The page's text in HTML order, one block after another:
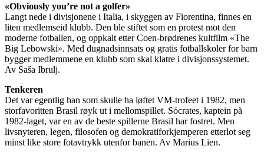
«Obviously you’re not a golfer»
Langt nede i divisjonene i Italia, i skyggen av Fiorentina, finnes en
liten medlemseid klubb. Den ble stiftet som en protest mot den
moderne fotballen, og oppkalt etter Coen-brødrenes kultfilm «The
Big Lebowski». Med dugnadsinnsats og gratis fotballskoler for barn
bygger medlemmene en klubb som skal klatre i divisjonssystemet.
Av Saša Ibrulj.
Tenkeren
Det var egentlig han som skulle ha løftet VM-trofeet i 1982, men
storfavoritten Brasil røyk ut i mellomspillet. Sócrates, kaptein på
1982-laget, var en av de beste spillerne Brasil har fostret. Men
livsnyteren, legen, filosofen og demokratiforkjemperen etterlot seg
minst like store fotavtrykk utenfor banen. Av Marius Lien.